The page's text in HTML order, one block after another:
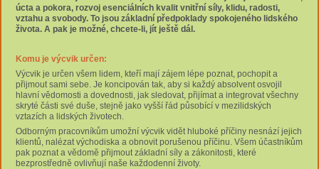
úcta a pokora, rozvoj esenciálních kvalit vnitřní síly, klidu, radosti,
vztahu a svobody. To jsou základní předpoklady spokojeného lidského
života. A pak je možné, chcete-li, jít ještě dál.
Komu je výcvik určen:
Výcvik je určen všem lidem, kteří mají zájem lépe poznat, pochopit a
přijmout sami sebe. Je koncipován tak, aby si každý absolvent osvojil
hlavní vědomosti a dovednosti, jak sledovat, přijímat a integrovat všechny
skryté části své duše, stejně jako vyšší řád působící v mezilidských
vztazích a lidských životech.
Odborným pracovníkům umožní výcvik vidět hluboké příčiny nesnází jejich
klientů, nalézat východiska a obnovit porušenou příčinu. Všem účastníkům
pak poznat a vědomě přijmout základní síly a zákonitosti, které
bezprostředně ovlivňují naše každodenní životy.